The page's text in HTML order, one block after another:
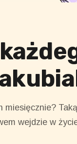
wejdzie w